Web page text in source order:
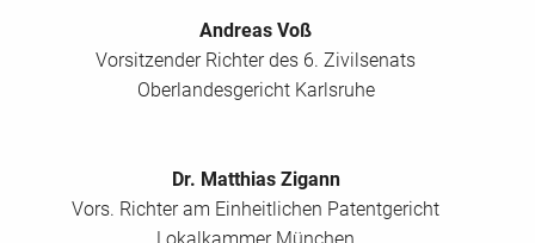
Andreas Voß
Vorsitzender Richter des 6. Zivilsenats
Oberlandesgericht Karlsruhe
Dr. Matthias Zigann
Vors. Richter am Einheitlichen Patentgericht